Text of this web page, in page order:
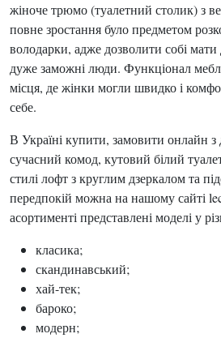
жіноче трюмо (туалетний столик) з
повне зростання було предметом
володарки, адже дозволити собі
дуже заможні люди. Функціонал
місця, де жінки могли швидко і
себе.
В Україні купити, замовити онлайн
сучасний комод, кутовий білий
стилі лофт з круглим дзеркалом та
передпокій можна на нашому сайті
асортименті представлені моделі у
класика;
скандинавський;
хай-тек;
бароко;
модерн;